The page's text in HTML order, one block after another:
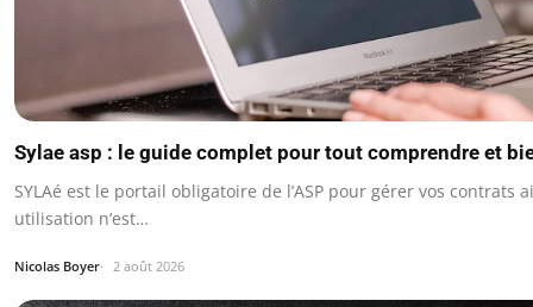
Sylae asp : le guide complet pour tout comprendre et
SYLAé est le portail obligatoire de l’ASP pour gérer vos contrats
utilisation n’est…
Nicolas Boyer 2 août 2026